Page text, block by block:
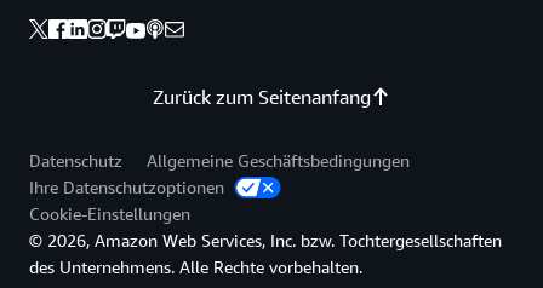
Zurück zum Seitenanfang
Datenschutz
Allgemeine Geschäftsbedingungen
Ihre Datenschutzoptionen
Cookie-Einstellungen
© 2026, Amazon Web Services, Inc. bzw. Tochtergesellschaften
des Unternehmens. Alle Rechte vorbehalten.